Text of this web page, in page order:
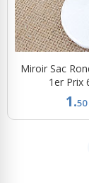
Miroir Sac
1er Prix
1.50